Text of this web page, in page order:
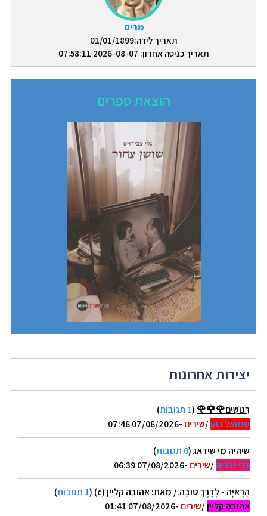
מרים
תאריך לידה:01/01/1899
תאריך כניסה אחרון: 2026-08-07 07:58:11
הוצאת ספרים
יצירות אחרונות
רִגּוּשִׁים🌹🌹🌹 (1 תגובות
)
שמואל כהן/שירים -07/08/2026 07:48
שיהיה מי שידאג(0 תגובות
)
דני זכריה/שירים -07/08/2026 06:39
הָרְאִיָּה - לְדֶרֶךְ טוֹבָה./ מאת: אהובה קליין (c) (1 תגובות
)
אהובה קליין/שירים -07/08/2026 01:41